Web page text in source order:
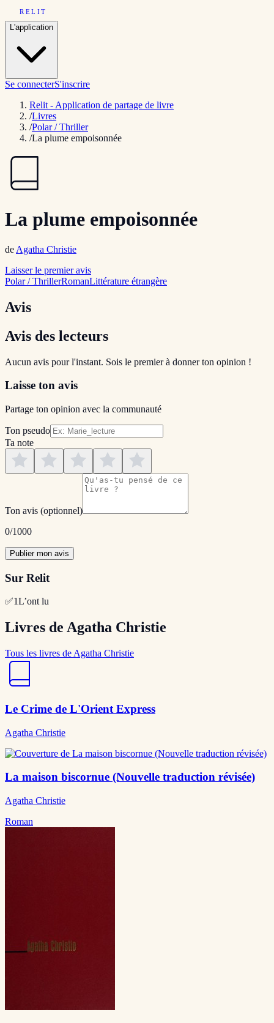
RELIT
L'application
Se connecterS'inscrire
Relit - Application de partage de livre
/Livres
/Polar / Thriller
/La plume empoisonnée
La plume empoisonnée
de Agatha Christie
Laisser le premier avis
Polar / ThrillerRomanLittérature étrangère
Avis
Avis des lecteurs
Aucun avis pour l'instant. Sois le premier à donner ton opinion !
Laisse ton avis
Partage ton opinion avec la communauté
Ton pseudo
Ta note
Ton avis (optionnel)
0/1000
Publier mon avis
Sur Relit
✅1L’ont lu
Livres de Agatha Christie
Tous les livres de Agatha Christie
Le Crime de L'Orient Express
Agatha Christie
La maison biscornue (Nouvelle traduction révisée)
Agatha Christie
Roman